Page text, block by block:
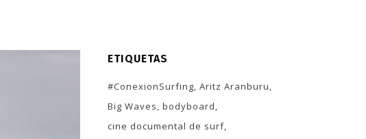
ETIQUETAS
#ConexionSurfing Aritz Aranburu
Big Waves bodyboard
cine documental de surf